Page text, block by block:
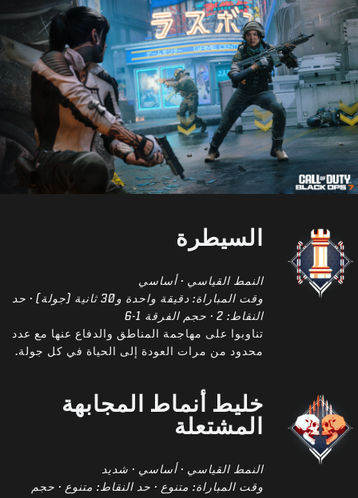
السيطرة
النمط القياسي · أساسي
وقت المباراة: دقيقة واحدة و30 ثانية (جولة) · حد
النقاط: 2 · حجم الفرقة 1-6
تناوبوا على مهاجمة المناطق والدفاع عنها مع عدد
محدود من مرات العودة إلى الحياة في كل جولة.
خليط أنماط المجابهة
المشتعلة
النمط القياسي · أساسي · شديد
وقت المباراة: متنوع · حد النقاط: متنوع · حجم